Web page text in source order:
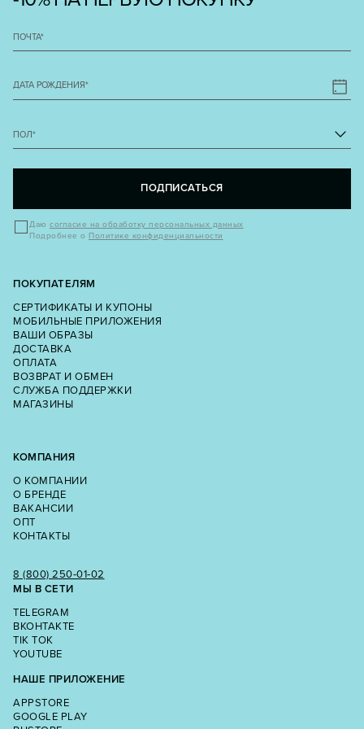
ПОЧТА*
ДАТА РОЖДЕНИЯ*
ПОЛ*
ПОДПИСАТЬСЯ
Даю согласие на обработку персональных данных
Подробнее о Политике конфиденциальности
ПОКУПАТЕЛЯМ
СЕРТИФИКАТЫ И КУПОНЫ
МОБИЛЬНЫЕ ПРИЛОЖЕНИЯ
ВАШИ ОБРАЗЫ
ДОСТАВКА
ОПЛАТА
ВОЗВРАТ И ОБМЕН
СЛУЖБА ПОДДЕРЖКИ
МАГАЗИНЫ
КОМПАНИЯ
О КОМПАНИИ
О БРЕНДЕ
ВАКАНСИИ
ОПТ
КОНТАКТЫ
8 (800) 250‑01‑02
МЫ В СЕТИ
TELEGRAM
ВКОНТАКТЕ
TIK TOK
YOUTUBE
НАШЕ ПРИЛОЖЕНИЕ
APPSTORE
GOOGLE PLAY